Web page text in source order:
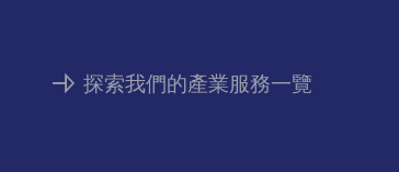
探索我們的產業服務一覽